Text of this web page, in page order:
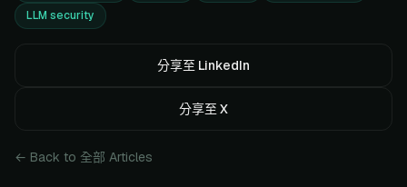
LLM security
分享至 LinkedIn
分享至 X
← Back to 全部 Articles